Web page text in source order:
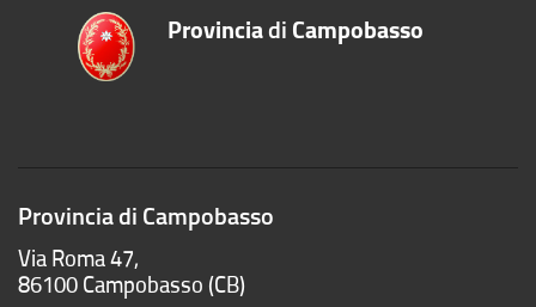
ProvinciadiCampobasso
Provincia di Campobasso
Via Roma 47,
86100 Campobasso (CB)